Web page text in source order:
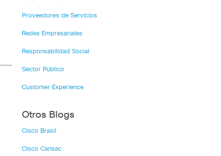
Proveedores de Servicios
Redes Empresariales
Responsabilidad Social
Sector Público
Customer Experience
Otros Blogs
Cisco Brasil
Cisco Cansac